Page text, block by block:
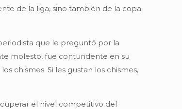
de la liga, sino también de la copa.
que le preguntó por la
molesto, fue contundente en su
chismes. Si les gustan los chismes,
el nivel competitivo del